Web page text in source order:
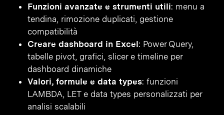
Funzioni avanzate e strumenti utili: menu a
tendina, rimozione duplicati, gestione
compatibilità
Creare dashboard in Excel: Power Query,
tabelle pivot, grafici, slicer e timeline per
dashboard dinamiche
Valori, formule e data types: funzioni
LAMBDA, LET e data types personalizzati per
analisi scalabili